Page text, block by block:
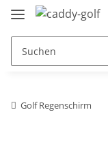
Golf Regenschirm